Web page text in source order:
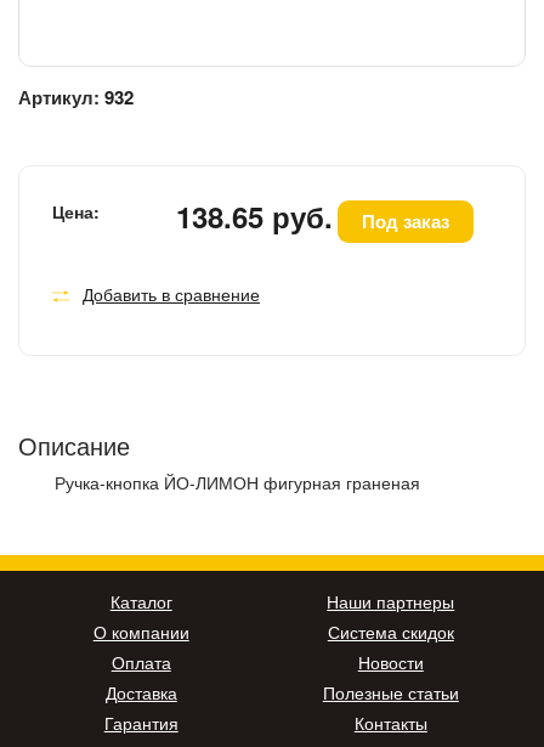
Артикул: 932
Цена: 138.65 руб. Под заказ
Добавить в сравнение
Описание
Ручка-кнопка ЙО-ЛИМОН фигурная граненая
Каталог
О компании
Оплата
Доставка
Гарантия
Наши партнеры
Система скидок
Новости
Полезные статьи
Контакты